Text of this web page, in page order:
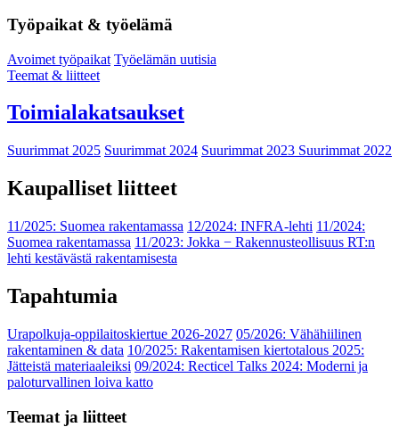
Työpaikat & työelämä
Avoimet työpaikat Työelämän uutisia
Teemat & liitteet
Toimialakatsaukset
Suurimmat 2025 Suurimmat 2024 Suurimmat 2023 Suurimmat 2022
Kaupalliset liitteet
11/2025: Suomea rakentamassa 12/2024: INFRA-lehti 11/2024:
Suomea rakentamassa 11/2023: Jokka − Rakennusteollisuus RT:n
lehti kestävästä rakentamisesta
Tapahtumia
Urapolkuja-oppilaitoskiertue 2026-2027 05/2026: Vähähiilinen
rakentaminen & data 10/2025: Rakentamisen kiertotalous 2025:
Jätteistä materiaaleiksi 09/2024: Recticel Talks 2024: Moderni ja
paloturvallinen loiva katto
Teemat ja liitteet